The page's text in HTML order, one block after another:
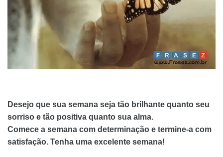
Desejo que sua semana seja tão brilhante quanto seu
sorriso e tão positiva quanto sua alma.
Comece a semana com determinação e termine-a com
satisfação. Tenha uma excelente semana!